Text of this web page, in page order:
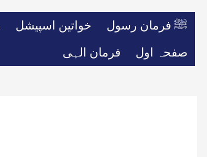
خواتین اسپیشل ﷺ فرمان رسول
فرمان الہی صفحہ اول